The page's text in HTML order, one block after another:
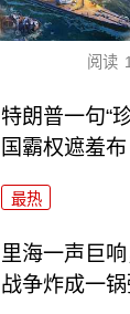
阅读
特朗普一句“
国霸权遮羞布
最热
里海一声巨
战争炸成一锅